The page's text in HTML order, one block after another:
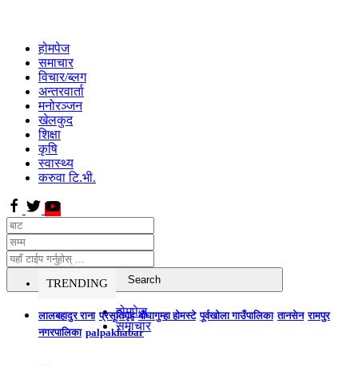
होमपेज
समाचार
विचार/ब्लग
अन्तरवार्ता
मनोरञ्जन
खेलकुद
शिक्षा
कृषि
स्वास्थ्य
करुवा टि.भी.
TRENDING
लालबहादुर राना प्रसूतिगृह बौघागुम्हा होमस्टे पूर्वखोला गाउँपालिका तानसेन रामपुर
नगरपालिका palpakhabar
होमपेज
समाचार